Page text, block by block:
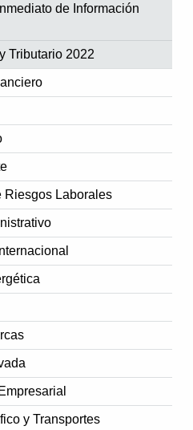
de Información
Tributario 2022
Riesgos Laborales
y Transportes